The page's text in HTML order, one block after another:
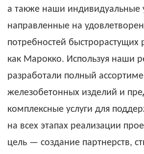
а также наши индивидуальные
направленные на
потребностей быстрорастущих
как Марокко. Используя наши
разработали полный
железобетонных изделий и
комплексные услуги для
на всех этапах реализации
цель — создание партнерств,